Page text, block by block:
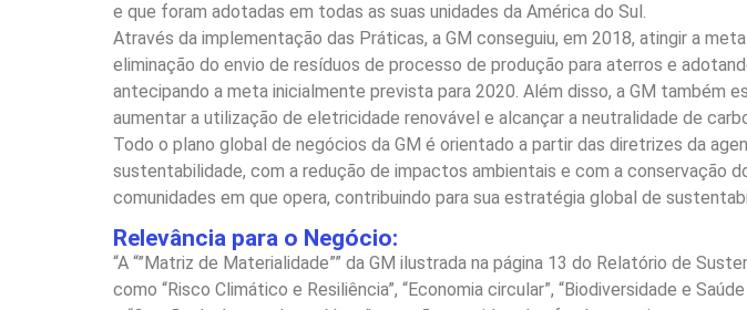
e que foram adotadas em todas as suas unidades da América do Sul.
Através da implementação das Práticas, a GM conseguiu, em 2018, atingir a
eliminação do envio de resíduos de processo de produção para aterros e
antecipando a meta inicialmente prevista para 2020. Além disso, a GM também
aumentar a utilização de eletricidade renovável e alcançar a neutralidade de
Todo o plano global de negócios da GM é orientado a partir das diretrizes da
sustentabilidade, com a redução de impactos ambientais e com a conservação
comunidades em que opera, contribuindo para sua estratégia global de
Relevância para o Negócio:
“A “”Matriz de Materialidade”” da GM ilustrada na página 13 do Relatório de
como “Risco Climático e Resiliência”, “Economia circular”, “Biodiversidade e